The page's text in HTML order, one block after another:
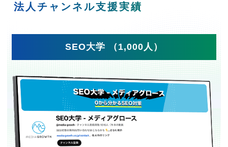
法人チャンネル支援実績
SEO大学 （1,000人）